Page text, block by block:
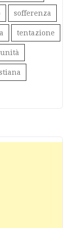
sofferenza
tentazione
unità